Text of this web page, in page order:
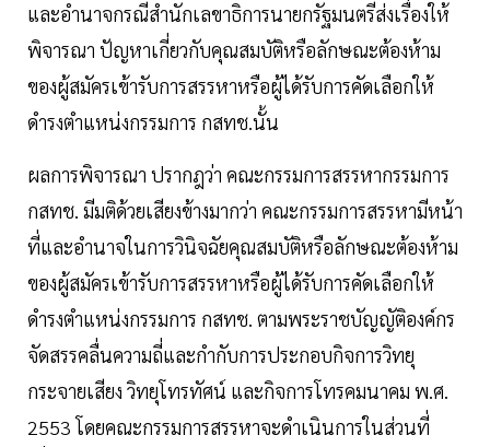
และอำนาจกรณีสำนักเลขาธิการนายกรัฐมนตรีส่งเรื่องให้
พิจารณา ปัญหาเกี่ยวกับคุณสมบัติหรือลักษณะต้องห้าม
ของผู้สมัครเข้ารับการสรรหาหรือผู้ได้รับการคัดเลือกให้
ดำรงตำแหน่งกรรมการ กสทช.นั้น
ผลการพิจารณา ปรากฎว่า คณะกรรมการสรรหากรรมการ
กสทช. มีมติด้วยเสียงข้างมากว่า คณะกรรมการสรรหามีหน้า
ที่และอำนาจในการวินิจฉัยคุณสมบัติหรือลักษณะต้องห้าม
ของผู้สมัครเข้ารับการสรรหาหรือผู้ได้รับการคัดเลือกให้
ดำรงตำแหน่งกรรมการ กสทช. ตามพระราชบัญญัติองค์กร
จัดสรรคลื่นความถี่และกำกับการประกอบกิจการวิทยุ
กระจายเสียง วิทยุโทรทัศน์ และกิจการโทรคมนาคม พ.ศ.
2553 โดยคณะกรรมการสรรหาจะดำเนินการในส่วนที่